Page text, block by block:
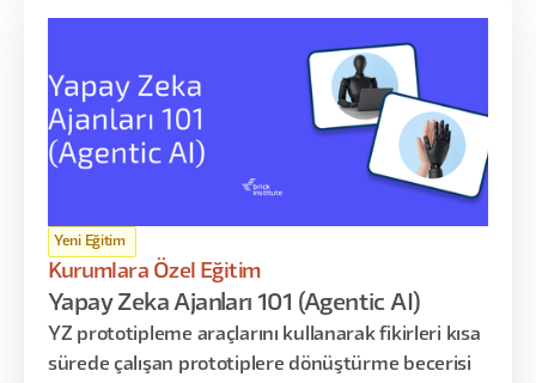
Yeni Eğitim
Kurumlara Özel Eğitim
Yapay Zeka Ajanları 101 (Agentic AI)
YZ prototipleme araçlarını kullanarak fikirleri kısa
sürede çalışan prototiplere dönüştürme becerisi